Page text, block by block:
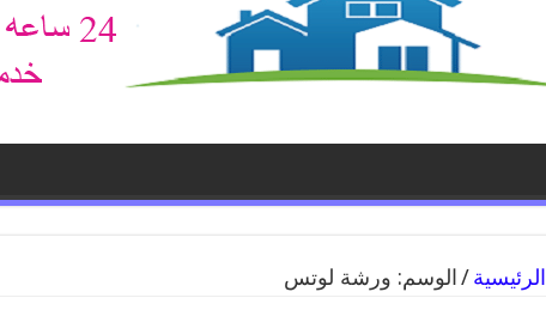
الرئيسية / الوسم: ورشة لوتس